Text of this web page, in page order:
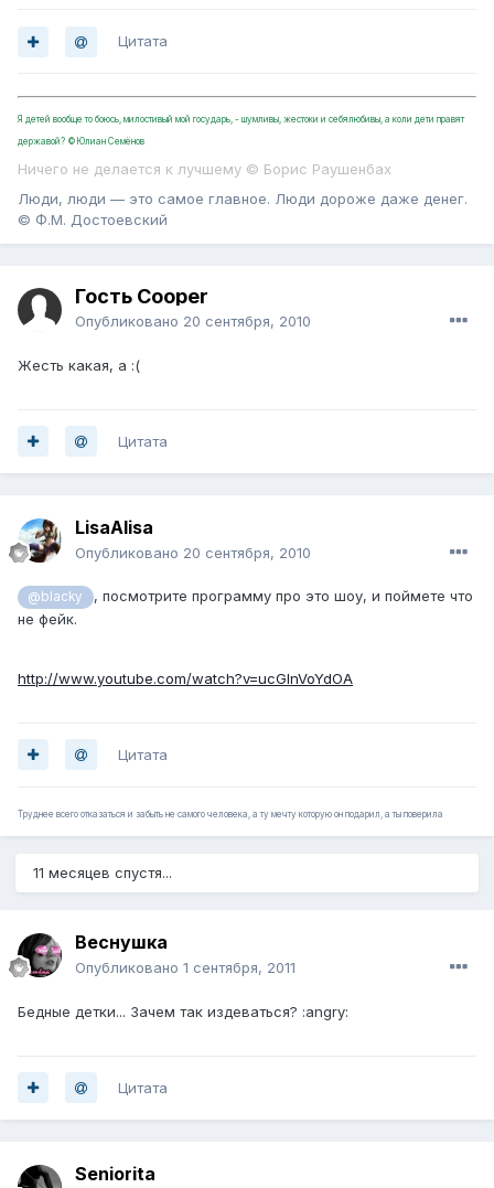
Цитата
Я детей вообще то боюсь, милостивый мой государь, - шумливы, жестоки и себялюбивы, а коли дети правят
державой? ©Юлиан Семёнов
Ничего не делается к лучшему © Борис Раушенбах
Люди, люди — это самое главное. Люди дороже даже денег.
© Ф.М. Достоевский
Гость Cooper
Опубликовано 20 сентября, 2010
Жесть какая, а :(
Цитата
LisaAlisa
Опубликовано 20 сентября, 2010
@blacky
, посмотрите программу про это шоу, и поймете что
не фейк.
http://www.youtube.com/watch?v=ucGlnVoYdOA
Цитата
Труднее всего отказаться и забыть не самого человека, а ту мечту которую он подарил, а ты поверила
11 месяцев спустя...
Веснушка
Опубликовано 1 сентября, 2011
Бедные детки... Зачем так издеваться? :angry:
Цитата
Seniorita